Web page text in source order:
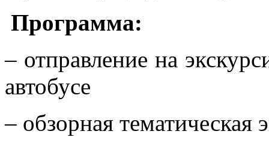
Программа:
– отправление на
автобусе
– обзорная тематическая